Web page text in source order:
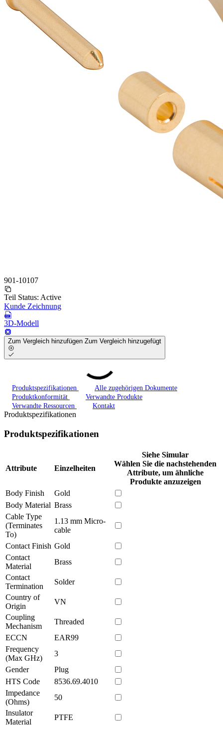
901-10107
Teil Status: Active
Kunde Zeichnung
3D-Modell
Zum Vergleich hinzufügen Zum Vergleich hinzugefügt
Produktspezifikationen
Alle zugehörigen Dokumente
Produktkonformität
Verwandte Produkte
Verwandte Ressourcen
Kontakt
Produktspezifikationen
Produktspezifikationen
Attribute Einzelheiten
Siehe Simular
Wählen Sie die nachstehenden
Attribute, um ähnliche
Produkte anzuzeigen
Body Finish
Gold
Body Material Brass
Cable Type
(Terminates
To)
1.13 mm Micro-
cable
Contact Finish Gold
Contact
Material
Brass
Contact
Termination
Solder
Country of
Origin
VN
Coupling
Mechanism
Threaded
ECCN
EAR99
Frequency
(Max GHz)
3
Gender
Plug
HTS Code
8536.69.4010
Impedance
(Ohms)
50
Insulator
Material
PTFE